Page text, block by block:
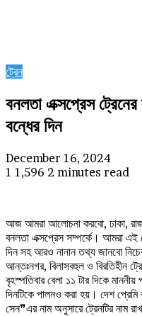
ট্রেন
বনলতা এক্সপ্রেস
বন্ধের দিন
December 16, 2024
1 1,596 2 minutes read
আজ আমরা আলোচনা করবো, ঢাকা,
বনলতা এক্সপ্রেস সম্পর্কে। আমরা এই
দিন সহ আরও নানান তথ্য জানবো
আন্তঃনগর, বিলাসবহুল ও বিরতিহীন
বৃহস্পতিবার বেলা ১১ টার দিকে
দিনটিকে পালনও করা হয়। দেশ প্রেমি
সেন❞এর নাম অনুসারে ট্রেনটির নাম